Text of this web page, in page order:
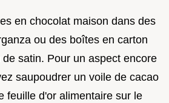
en chocolat maison dans des
ou des boîtes en carton
satin. Pour un aspect encore
saupoudrer un voile de cacao
feuille d'or alimentaire sur le